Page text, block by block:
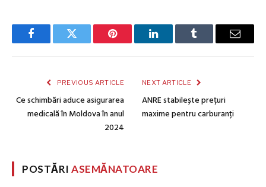
FacebookTwitter Pinterest LinkedInTumblr Email
PREVIOUS ARTICLE
Ce schimbări aduce asigurarea
medicală în Moldova în anul
2024
NEXT ARTICLE
ANRE stabilește prețuri
maxime pentru carburanți
POSTĂRIASEMĂNATOARE